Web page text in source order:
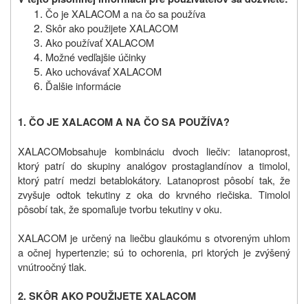
Čo je XALACOM a na čo sa používa
Skôr ako použijete XALACOM
Ako používať XALACOM
Možné vedľajšie účinky
Ako uchovávať XALACOM
Ďalšie informácie
1.ČO JE XALACOM A NA ČO SA POUŽÍVA?
XALACOMobsahuje kombináciu dvoch liečiv: latanoprost,
ktorý patrí do skupiny analógov prostaglandínov a timolol,
ktorý patrí medzi betablokátory. Latanoprost pôsobí tak, že
zvyšuje odtok tekutiny z oka do krvného riečiska. Timolol
pôsobí tak, že spomaľuje tvorbu tekutiny v oku.
XALACOM je určený na liečbu glaukómu s otvoreným uhlom
a očnej hypertenzie; sú to ochorenia, pri ktorých je zvýšený
vnútroočný tlak.
2.SKÔR AKO POUŽIJETE XALACOM